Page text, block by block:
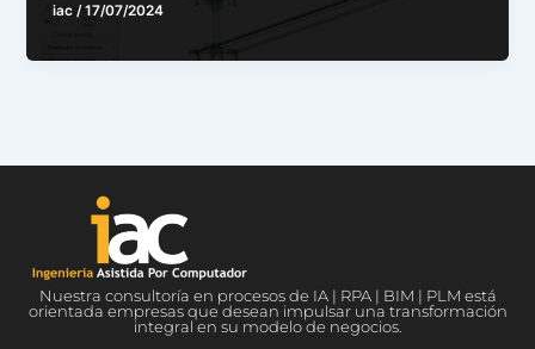
iac/17/07/2024
Nuestra consultoría en procesos de IA | RPA | BIM | PLM está
orientada empresas que desean impulsar una transformación
integral en su modelo de negocios.